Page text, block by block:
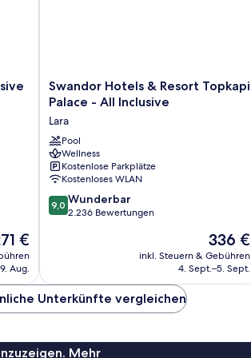
€
Aug.
Swandor
Hotels
Resort
Topkapi
Palace
-
All
Inclusive
Lara
Swandor Hotels & Resort Topkapi
Palace - All Inclusive
Lara
Pool
Wellness
Kostenlose Parkplätze
Kostenloses WLAN
9.0
von
9,0 Wunderbar
2.236 Bewertungen
Der
Preis
beträgt
336 €
inkl. Steuern & Gebühren
4. Sept.–5. Sept.
Unterkünfte vergleichen
Mehr